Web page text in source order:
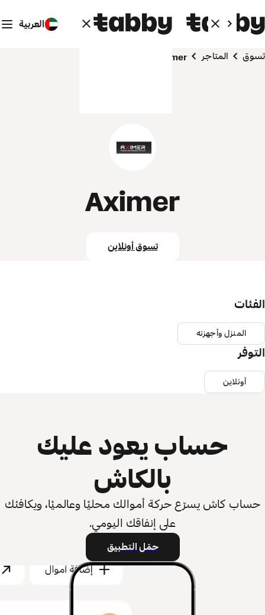
العربية
تسوق المتاجر Aximer
Aximer
تسوق أونلاين
الفئات
المنزل وأجهزته
التوفر
أونلاين
حساب يعود عليك
بالكاش
حساب كاش يسرّع حركة أموالك محليًا وعالميًا، ويكافئك
على إنفاقك اليومي.
حمّل التطبيق